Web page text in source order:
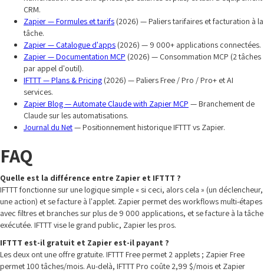
CRM.
Zapier — Formules et tarifs (2026) — Paliers tarifaires et facturation à la
tâche.
Zapier — Catalogue d'apps (2026) — 9 000+ applications connectées.
Zapier — Documentation MCP (2026) — Consommation MCP (2 tâches
par appel d'outil).
IFTTT — Plans & Pricing (2026) — Paliers Free / Pro / Pro+ et AI
services.
Zapier Blog — Automate Claude with Zapier MCP — Branchement de
Claude sur les automatisations.
Journal du Net— Positionnement historique IFTTT vs Zapier.
FAQ
Quelle est la différence entre Zapier et IFTTT ?
IFTTT fonctionne sur une logique simple « si ceci, alors cela » (un déclencheur,
une action) et se facture à l'applet. Zapier permet des workflows multi-étapes
avec filtres et branches sur plus de 9 000 applications, et se facture à la tâche
exécutée. IFTTT vise le grand public, Zapier les pros.
IFTTT est-il gratuit et Zapier est-il payant ?
Les deux ont une offre gratuite. IFTTT Free permet 2 applets ; Zapier Free
permet 100 tâches/mois. Au-delà, IFTTT Pro coûte 2,99 $/mois et Zapier